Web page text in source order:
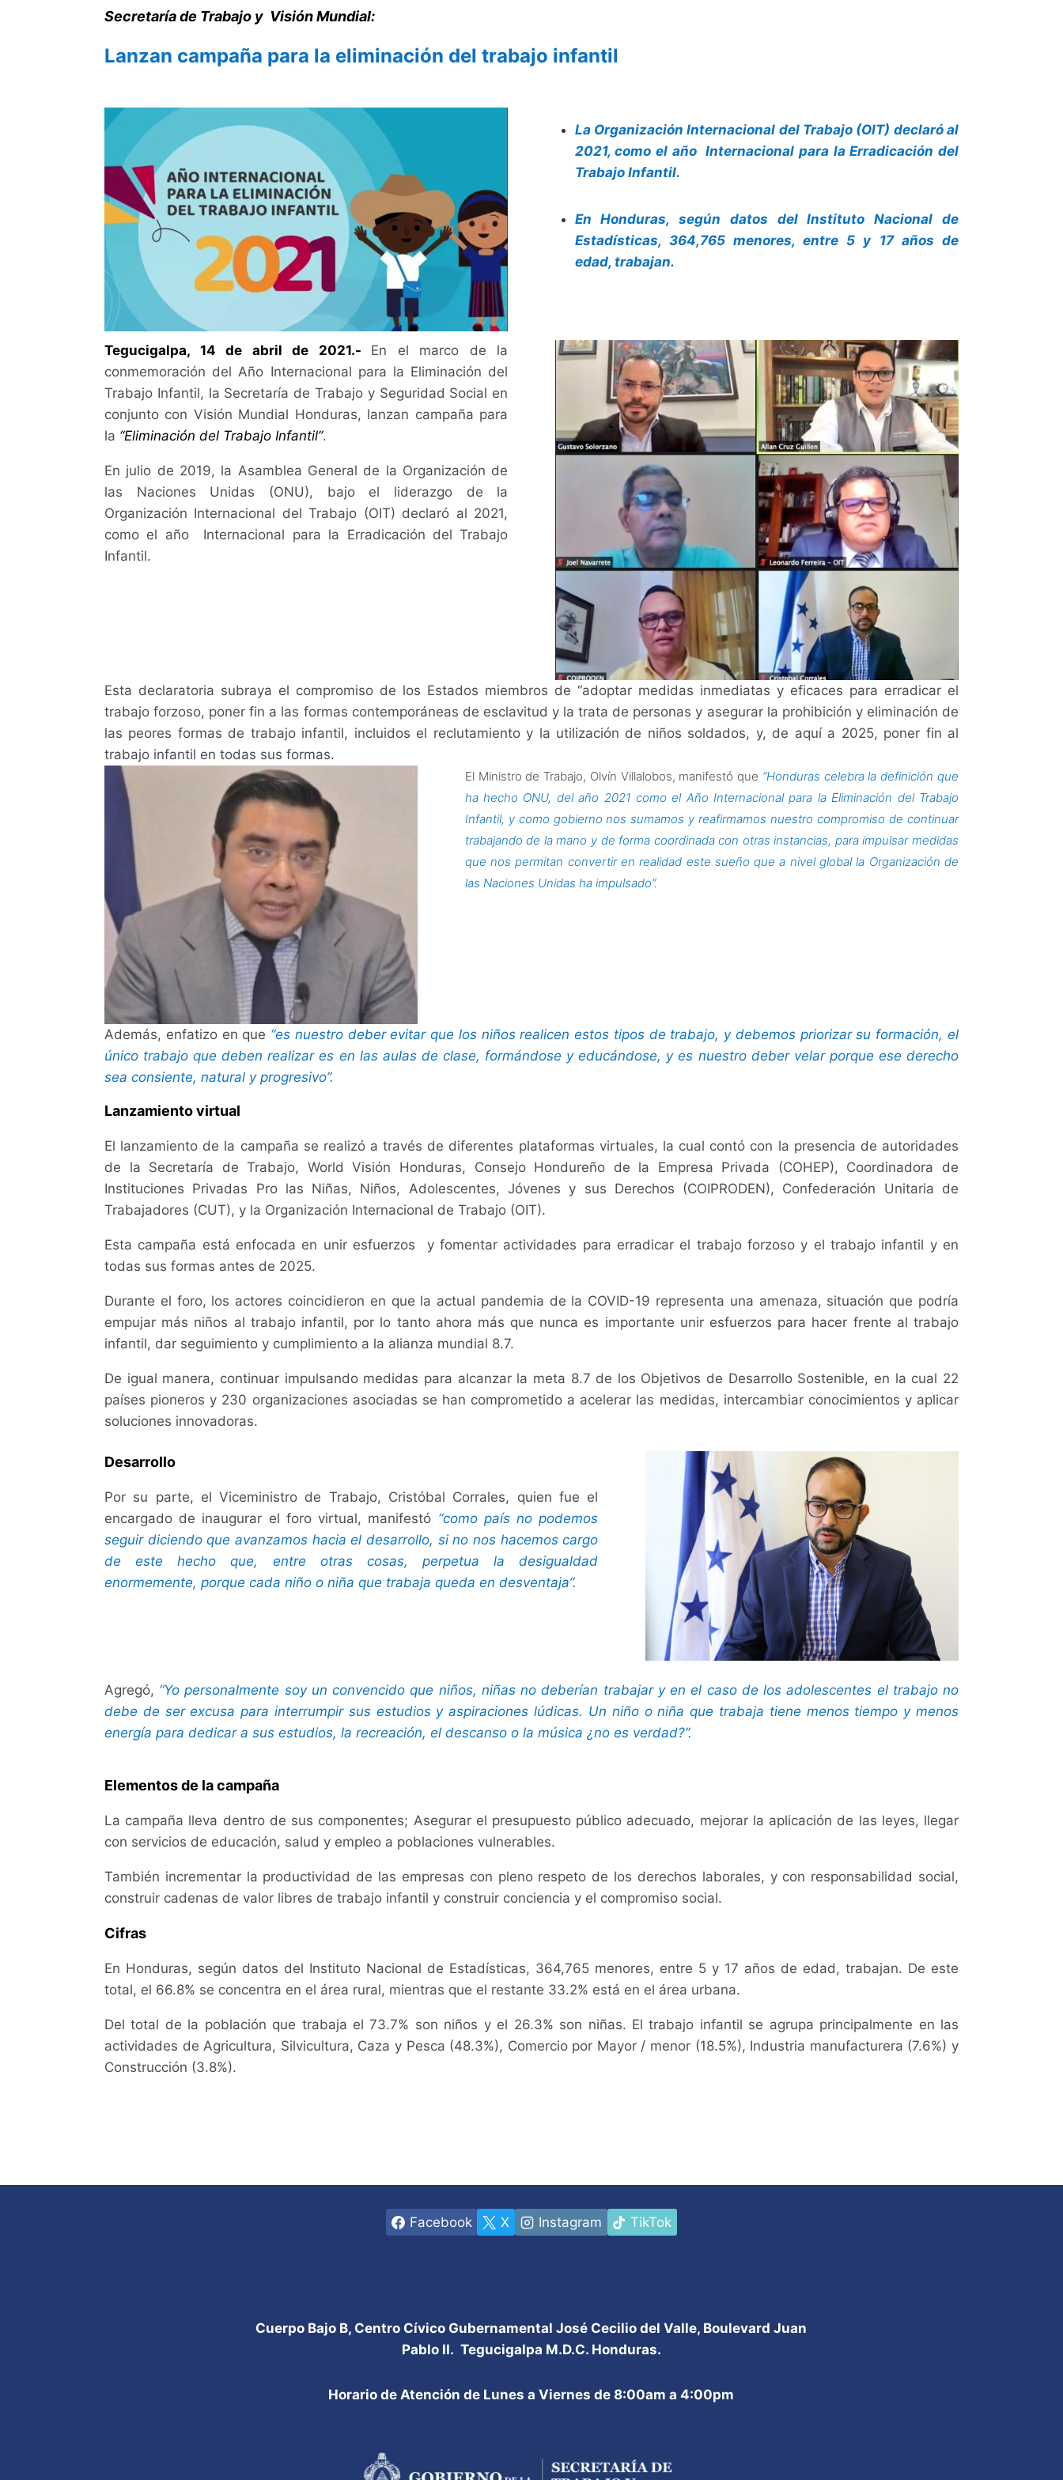
Secretaría de Trabajo y Visión Mundial:
Lanzan campaña para la eliminación del trabajo infantil
La Organización Internacional del Trabajo (OIT) declaró al
2021, como el año Internacional para la Erradicación del
Trabajo Infantil.
En Honduras, según datos del Instituto Nacional de
Estadísticas, 364,765 menores, entre 5 y 17 años de
edad, trabajan.
Tegucigalpa, 14 de abril de 2021.- En el marco de la
conmemoración del Año Internacional para la Eliminación del
Trabajo Infantil, la Secretaría de Trabajo y Seguridad Social en
conjunto con Visión Mundial Honduras, lanzan campaña para
la “Eliminación del Trabajo Infantil”.
En julio de 2019, la Asamblea General de la Organización de
las Naciones Unidas (ONU), bajo el liderazgo de la
Organización Internacional del Trabajo (OIT) declaró al 2021,
como el año Internacional para la Erradicación del Trabajo
Infantil.
Esta declaratoria subraya el compromiso de los Estados miembros de “adoptar medidas inmediatas y eficaces para erradicar el
trabajo forzoso, poner fin a las formas contemporáneas de esclavitud y la trata de personas y asegurar la prohibición y eliminación de
las peores formas de trabajo infantil, incluidos el reclutamiento y la utilización de niños soldados, y, de aquí a 2025, poner fin al
trabajo infantil en todas sus formas.
El Ministro de Trabajo, Olvín Villalobos, manifestó que “Honduras celebra la definición que
ha hecho ONU, del año 2021 como el Año Internacional para la Eliminación del Trabajo
Infantil, y como gobierno nos sumamos y reafirmamos nuestro compromiso de continuar
trabajando de la mano y de forma coordinada con otras instancias, para impulsar medidas
que nos permitan convertir en realidad este sueño que a nivel global la Organización de
las Naciones Unidas ha impulsado”.
Además, enfatizo en que “es nuestro deber evitar que los niños realicen estos tipos de trabajo, y debemos priorizar su formación, el
único trabajo que deben realizar es en las aulas de clase, formándose y educándose, y es nuestro deber velar porque ese derecho
sea consiente, natural y progresivo”.
Lanzamiento virtual
El lanzamiento de la campaña se realizó a través de diferentes plataformas virtuales, la cual contó con la presencia de autoridades
de la Secretaría de Trabajo, World Visión Honduras, Consejo Hondureño de la Empresa Privada (COHEP), Coordinadora de
Instituciones Privadas Pro las Niñas, Niños, Adolescentes, Jóvenes y sus Derechos (COIPRODEN), Confederación Unitaria de
Trabajadores (CUT), y la Organización Internacional de Trabajo (OIT).
Esta campaña está enfocada en unir esfuerzos y fomentar actividades para erradicar el trabajo forzoso y el trabajo infantil y en
todas sus formas antes de 2025.
Durante el foro, los actores coincidieron en que la actual pandemia de la COVID-19 representa una amenaza, situación que podría
empujar más niños al trabajo infantil, por lo tanto ahora más que nunca es importante unir esfuerzos para hacer frente al trabajo
infantil, dar seguimiento y cumplimiento a la alianza mundial 8.7.
De igual manera, continuar impulsando medidas para alcanzar la meta 8.7 de los Objetivos de Desarrollo Sostenible, en la cual 22
países pioneros y 230 organizaciones asociadas se han comprometido a acelerar las medidas, intercambiar conocimientos y aplicar
soluciones innovadoras.
Desarrollo
Por su parte, el Viceministro de Trabajo, Cristóbal Corrales, quien fue el
encargado de inaugurar el foro virtual, manifestó “como país no podemos
seguir diciendo que avanzamos hacia el desarrollo, si no nos hacemos cargo
de este hecho que, entre otras cosas, perpetua la desigualdad
enormemente, porque cada niño o niña que trabaja queda en desventaja”.
Agregó, “Yo personalmente soy un convencido que niños, niñas no deberían trabajar y en el caso de los adolescentes el trabajo no
debe de ser excusa para interrumpir sus estudios y aspiraciones lúdicas. Un niño o niña que trabaja tiene menos tiempo y menos
energía para dedicar a sus estudios, la recreación, el descanso o la música ¿no es verdad?”.
Elementos de la campaña
La campaña lleva dentro de sus componentes; Asegurar el presupuesto público adecuado, mejorar la aplicación de las leyes, llegar
con servicios de educación, salud y empleo a poblaciones vulnerables.
También incrementar la productividad de las empresas con pleno respeto de los derechos laborales, y con responsabilidad social,
construir cadenas de valor libres de trabajo infantil y construir conciencia y el compromiso social.
Cifras
En Honduras, según datos del Instituto Nacional de Estadísticas, 364,765 menores, entre 5 y 17 años de edad, trabajan. De este
total, el 66.8% se concentra en el área rural, mientras que el restante 33.2% está en el área urbana.
Del total de la población que trabaja el 73.7% son niños y el 26.3% son niñas. El trabajo infantil se agrupa principalmente en las
actividades de Agricultura, Silvicultura, Caza y Pesca (48.3%), Comercio por Mayor / menor (18.5%), Industria manufacturera (7.6%) y
Construcción (3.8%).
Facebook X Instagram TikTok
Cuerpo Bajo B, Centro Cívico Gubernamental José Cecilio del Valle, Boulevard Juan
Pablo II. Tegucigalpa M.D.C. Honduras.
Horario de Atención de Lunes a Viernes de 8:00am a 4:00pm